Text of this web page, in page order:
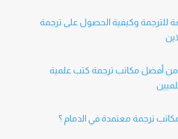
للترجمة وكيفية الحصول على ترجمة
من أفضل مكاتب ترجمة كتب علمية
ترجمة معتمدة في الدمام ؟